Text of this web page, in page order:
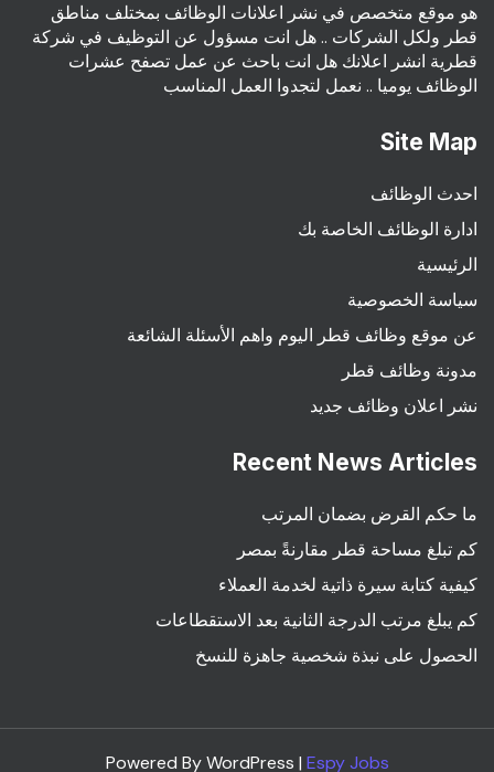
هو موقع متخصص في نشر اعلانات الوظائف بمختلف مناطق
قطر ولكل الشركات .. هل انت مسؤول عن التوظيف في شركة
قطرية انشر اعلانك هل انت باحث عن عمل تصفح عشرات
الوظائف يوميا .. نعمل لتجدوا العمل المناسب
Site Map
احدث الوظائف
ادارة الوظائف الخاصة بك
الرئيسية
سياسة الخصوصية
عن موقع وظائف قطر اليوم واهم الأسئلة الشائعة
مدونة وظائف قطر
نشر اعلان وظائف جديد
Recent News Articles
ما حكم القرض بضمان المرتب
كم تبلغ مساحة قطر مقارنةً بمصر
كيفية كتابة سيرة ذاتية لخدمة العملاء
كم يبلغ مرتب الدرجة الثانية بعد الاستقطاعات
الحصول على نبذة شخصية جاهزة للنسخ
Powered By WordPress | Espy Jobs